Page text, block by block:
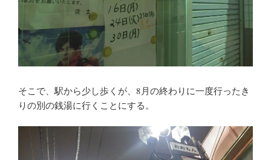
そこで、駅から少し歩くが、8月の終わりに一度行ったき
りの別の銭湯に行くことにする。